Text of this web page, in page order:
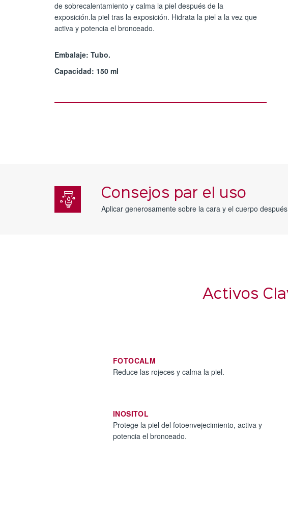
de sobrecalentamiento y calma la piel después de la
exposición.la piel tras la exposición. Hidrata la piel a la vez que
activa y potencia el bronceado.
Embalaje: Tubo.
Capacidad: 150 ml
Consejos par el uso
Aplicar generosamente sobre la cara y el cuerpo
Activos
FOTOCALM
Reduce las rojeces y calma la piel.
INOSITOL
Protege la piel del fotoenvejecimiento, activa y
potencia el bronceado.